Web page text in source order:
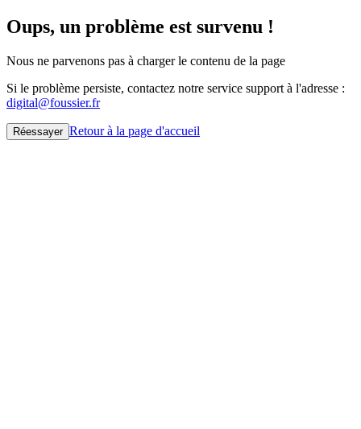
Oups, un problème est survenu !
Nous ne parvenons pas à charger le contenu de la page
Si le problème persiste, contactez notre service support à l'adresse :
digital@foussier.fr
Réessayer Retour à la page d'accueil